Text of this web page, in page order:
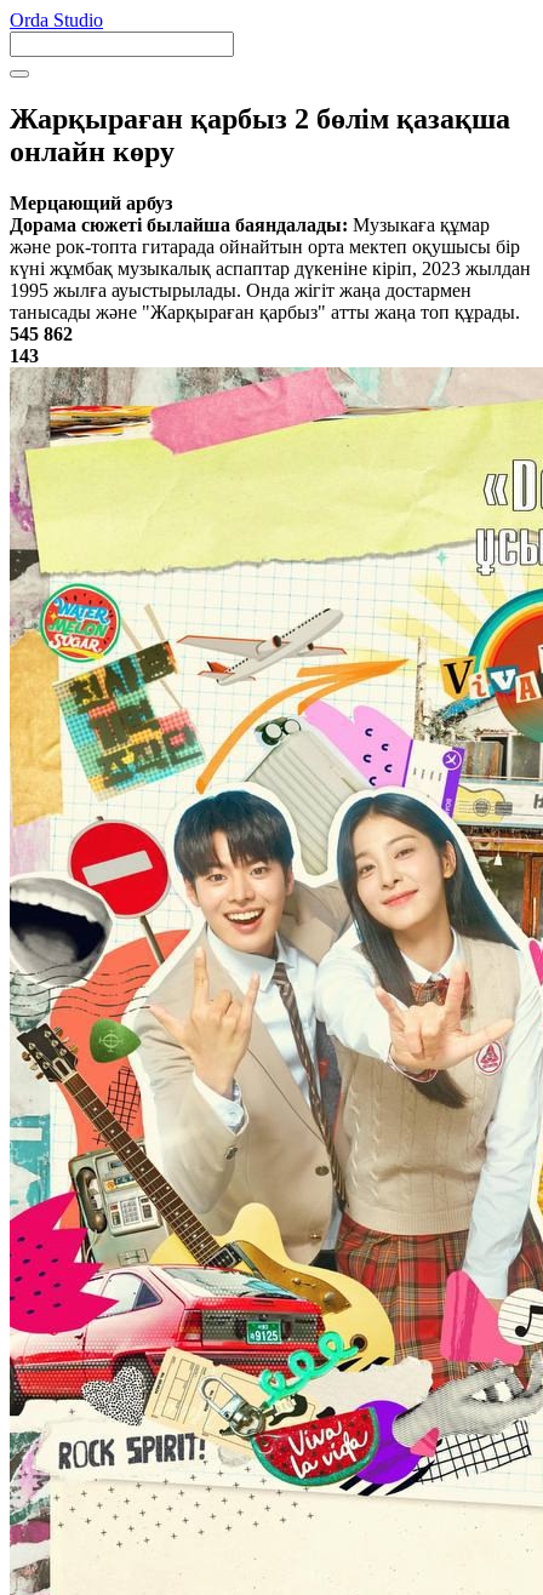
Orda Studio
Жарқыраған қарбыз 2 бөлім қазақша
онлайн көру
Мерцающий арбуз
Дорама сюжеті былайша баяндалады: Музыкаға құмар
және рок-топта гитарада ойнайтын орта мектеп оқушысы бір
күні жұмбақ музыкалық аспаптар дүкеніне кіріп, 2023 жылдан
1995 жылға ауыстырылады. Онда жігіт жаңа достармен
танысады және "Жарқыраған қарбыз" атты жаңа топ құрады.
545 862
143